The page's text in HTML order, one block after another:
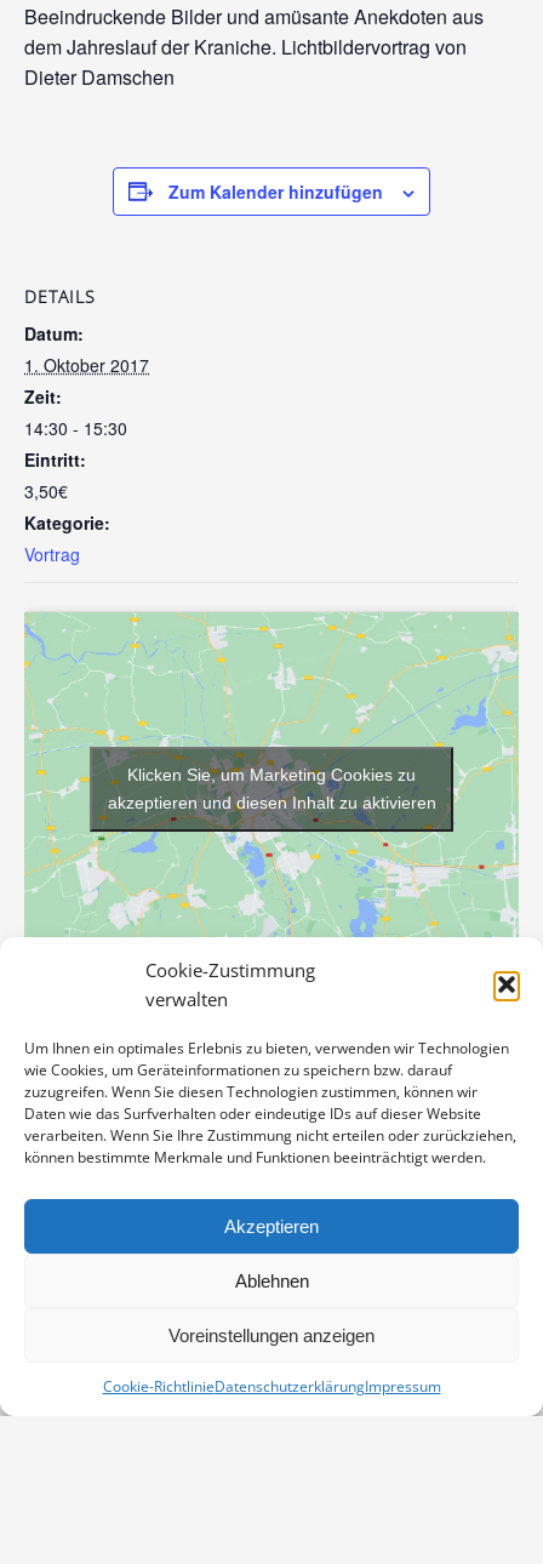
Cookie-Zustimmung
verwalten
Um Ihnen ein optimales Erlebnis zu bieten, verwenden wir Technologien
wie Cookies, um Geräteinformationen zu speichern bzw. darauf
zuzugreifen. Wenn Sie diesen Technologien zustimmen, können wir
Daten wie das Surfverhalten oder eindeutige IDs auf dieser Website
verarbeiten. Wenn Sie Ihre Zustimmung nicht erteilen oder zurückziehen,
können bestimmte Merkmale und Funktionen beeinträchtigt werden.
Akzeptieren
Ablehnen
Voreinstellungen anzeigen
Cookie-RichtlinieDatenschutzerklärungImpressum
Beeindruckende Bilder und amüsante Anekdoten aus
dem Jahreslauf der Kraniche. Lichtbildervortrag von
Dieter Damschen
Zum Kalender hinzufügen
DETAILS
Datum:
1. Oktober 2017
Zeit:
14:30 - 15:30
Eintritt:
3,50€
Kategorie:
Vortrag
VERANSTALTUNGSORT
Gronauer Lichtspiele
Bahnhofstr. 11
Gronau/Leine, 31028 Deutschland Google-Karte anzeigen
Telefon
05182903848
Veranstaltungsort-Website anzeigen
Klicken Sie, um Marketing Cookies zu
akzeptieren und diesen Inhalt zu aktivieren
fotografische Reise durch Europa
fotografische Reise durch Europa